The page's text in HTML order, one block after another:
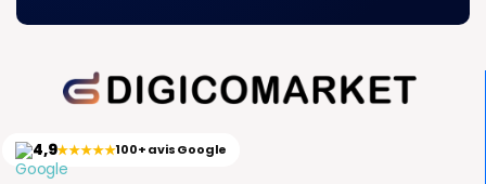
4,9★★★★★100+ avis Google